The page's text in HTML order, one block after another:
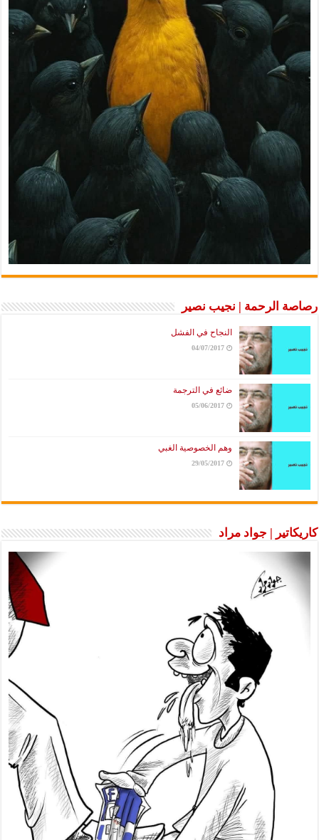
رصاصة الرحمة | نجيب نصير
النجاح في الفشل
04/07/2017
ضائع في الترجمة
05/06/2017
وهم الخصوصية الغبي
29/05/2017
كاريكاتير | جواد مراد